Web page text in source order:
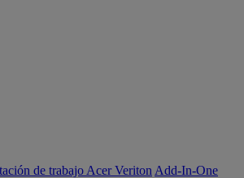
de trabajo Acer Veriton Add-In-One